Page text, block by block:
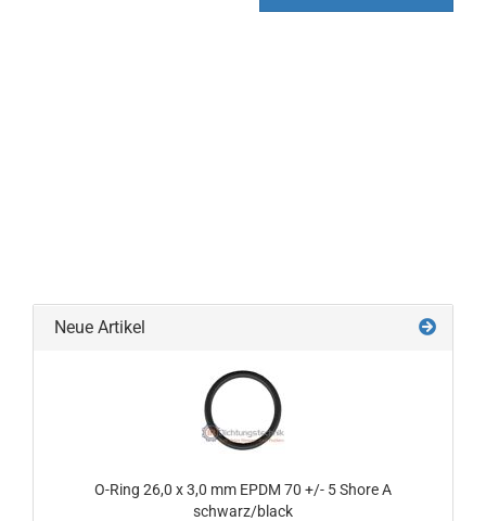
Neue Artikel
O-Ring 26,0 x 3,0 mm EPDM 70 +/- 5 Shore A
schwarz/black